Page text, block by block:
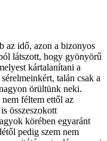
az idő, azon a bizonyos
látszott, hogy gyönyörű
kártalanítani a
talán csak a
örültünk neki.
féltem ettől az
összeszokott
körében egyaránt
pedig szem nem